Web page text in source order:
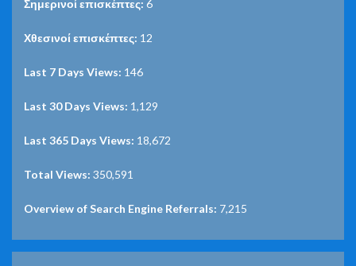
Σημερινοί επισκέπτες: 6
Χθεσινοί επισκέπτες: 12
Last 7 Days Views: 146
Last 30 Days Views: 1,129
Last 365 Days Views: 18,672
Total Views: 350,591
Overview of Search Engine Referrals: 7,215